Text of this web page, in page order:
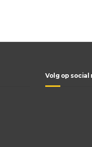
Volg op social